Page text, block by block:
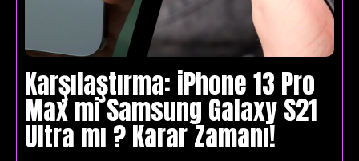
Karşılaştırma: iPhone 13 Pro
Max mi Samsung Galaxy S21
Ultra mı ? Karar Zamanı!